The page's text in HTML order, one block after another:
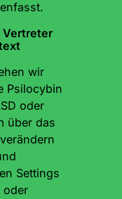
Vertreter
wir
Psilocybin
oder
über das
Settings
oder